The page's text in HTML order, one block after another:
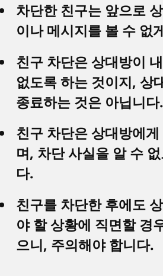
차단한 친구는 앞으로
이나 메시지를 볼 수 없
친구 차단은 상대방이
없도록 하는 것이지, 상
종료하는 것은 아닙니다.
친구 차단은 상대방에
며, 차단 사실을 알 수
다.
친구를 차단한 후에도
야 할 상황에 직면할 경
으니, 주의해야 합니다.